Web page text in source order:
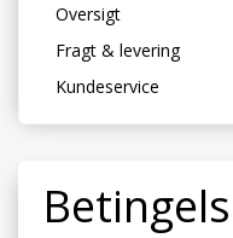
Oversigt
Fragt & levering
Kundeservice